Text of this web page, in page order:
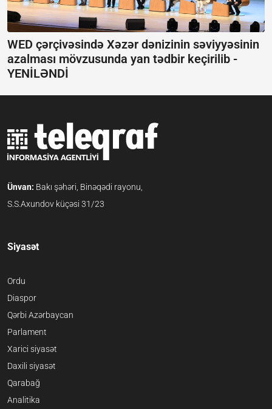
WED çərçivəsində Xəzər dənizinin səviyyəsinin
azalması mövzusunda yan tədbir keçirilib -
YENİLƏNDİ
Ünvan: Bakı şəhəri, Binəqədi rayonu,
S.S.Axundov küçəsi 31/23
Siyasət
Ordu
Diaspor
Qərbi Azərbaycan
Parlament
Xarici siyasət
Daxili siyasət
Qarabağ
Analitika